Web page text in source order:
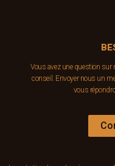
Vous avez une question sur
conseil. Envoyer nous un
vous